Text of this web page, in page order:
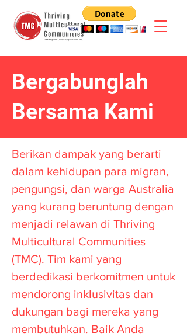
Bergabunglah
Bersama Kami
Berikan dampak yang berarti
dalam kehidupan para migran,
pengungsi, dan warga Australia
yang kurang beruntung dengan
menjadi relawan di Thriving
Multicultural Communities
(TMC). Tim kami yang
berdedikasi berkomitmen untuk
mendorong inklusivitas dan
dukungan bagi mereka yang
membutuhkan. Baik Anda